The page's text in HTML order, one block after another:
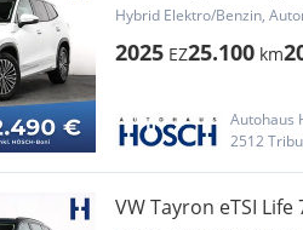
AKTION
Hybrid Elektro/Benzin,
2025 EZ25.100 km
Autohaus
2512
VW Tayron eTSI Life